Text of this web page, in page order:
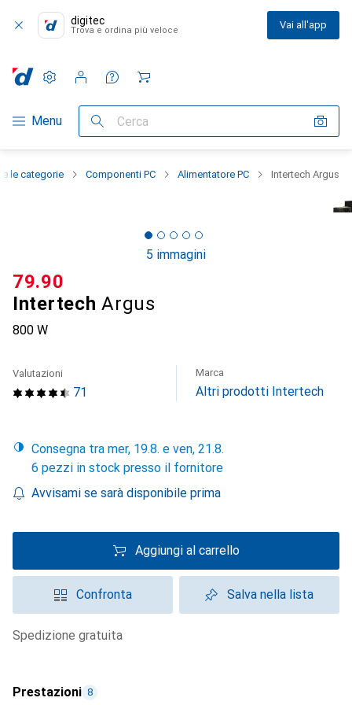
digitec
Trova e ordina più veloce Vai all'app
Categoria Navigazione
Menu Cerca
Impostazioni
Conto cliente
Liste di confronto
Liste dei desideri
Carrello
le categorie Componenti PC Alimentatore PC Intertech Argus
5 immagini
Intertech Argus
800 W
CHF
79.90
71
Valutazioni Marca
Altri prodotti Intertech
Consegna tra mer, 19.8. e ven, 21.8.
6 pezzi in stock presso il fornitore
Avvisami se sarà disponibile prima
Aggiungi al carrello
Confronta Salva nella lista
spedizione gratuita
Prestazioni 8